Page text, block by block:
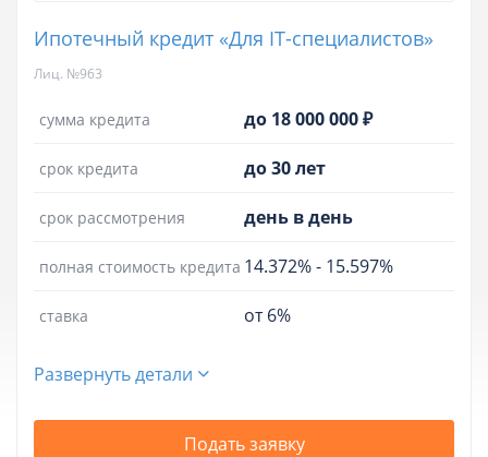
Ипотечный кредит «Для IT-специалистов»
Лиц. №963
сумма кредита до 18 000 000 ₽
срок кредита до 30 лет
срок рассмотрения день в день
полная стоимость кредита 14.372%- 15.597%
ставка от 6%
Развернуть детали
Подать заявку